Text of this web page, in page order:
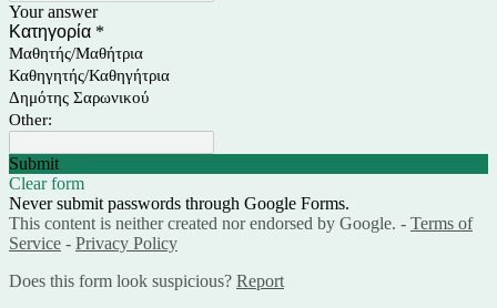
Your answer
Κατηγορία *
Μαθητής/Μαθήτρια
Καθηγητής/Καθηγήτρια
Δημότης Σαρωνικού
Other:
Submit
Clear form
Never submit passwords through Google Forms.
This content is neither created nor endorsed by Google. - Terms of
Service - Privacy Policy
Does this form look suspicious? Report